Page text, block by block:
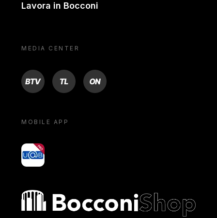
Lavora in Bocconi
MEDIA CENTER
BTV TL ON
MOBILE APP
yoU@B
Bocconi shop